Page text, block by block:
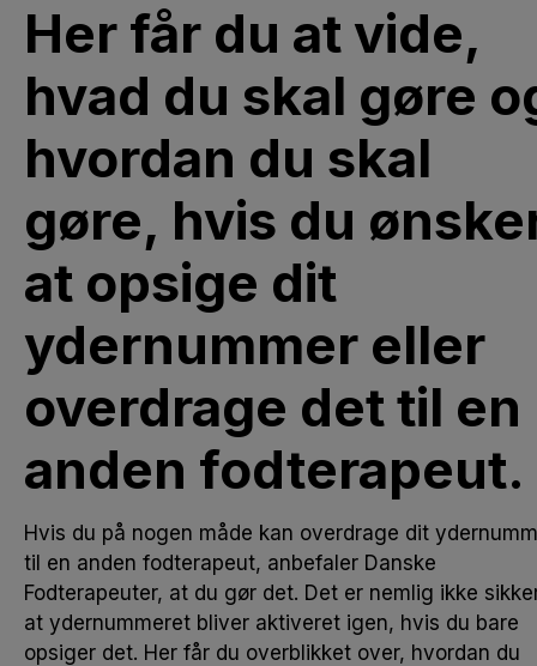
Her får du at vide,
hvad du skal gøre
hvordan du skal
gøre, hvis du
at opsige dit
ydernummer eller
overdrage det til en
anden fodterapeut.
Hvis du på nogen måde kan overdrage dit
til en anden fodterapeut, anbefaler Danske
Fodterapeuter, at du gør det. Det er nemlig ikke
at ydernummeret bliver aktiveret igen, hvis du bare
opsiger det. Her får du overblikket over, hvordan du